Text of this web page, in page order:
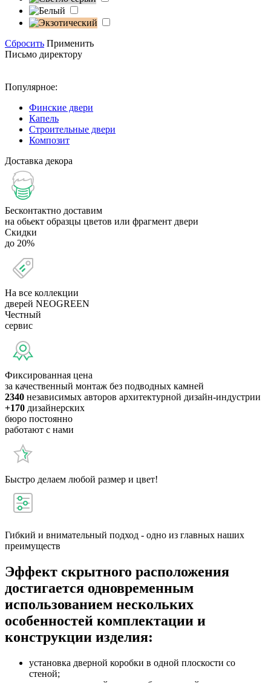
Сбросить Применить
Письмо директору
Популярное:
Финские двери
Капель
Строительные двери
Композит
Доставка декора
Бесконтактно доставим
на обьект образцы цветов или фрагмент двери
Скидки
до 20%
На все коллекции
дверей NEOGREEN
Честный
сервис
Фиксированная цена
за качественный монтаж без подводных камней
2340 независимых авторов архитектурной дизайн-индустрии
+170 дизайнерских
бюро постоянно
работают с нами
Быстро делаем любой размер и цвет!
Гибкий и внимательный подход - одно из главных наших
преимуществ
Эффект скрытного расположения
достигается одновременным
использованием нескольких
особенностей комплектации и
конструкции изделия:
установка дверной коробки в одной плоскости со
стеной;